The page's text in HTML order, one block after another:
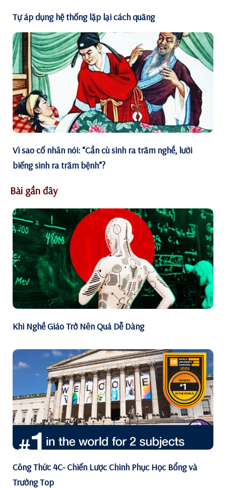
Tự áp dụng hệ thống lặp lại cách quãng
Vì sao cố nhân nói: “Cần cù sinh ra trăm nghề, lười
biếng sinh ra trăm bệnh”?
Bài gần đây
Khi Nghề Giáo Trở Nên Quá Dễ Dàng
Công Thức 4C- Chiến Lược Chinh Phục Học Bổng và
Trường Top